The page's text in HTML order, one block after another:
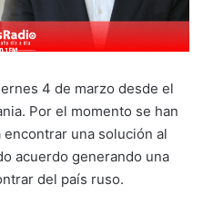
4 de marzo desde el
Por el momento se han
una solución al
acuerdo generando una
del país ruso.